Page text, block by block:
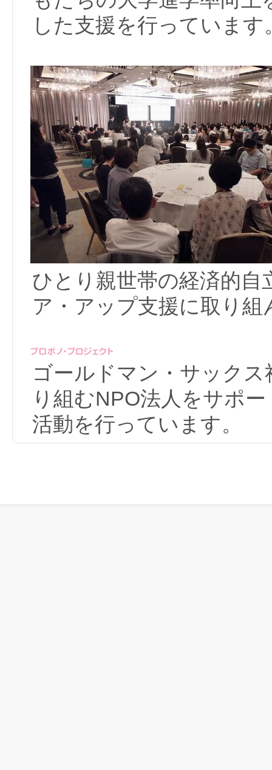
した支援を行っています
ひとり親世帯の経済的自
ア・アップ支援に取り組
ゴールドマン・サック
り組むNPO法人をサポ
活動を行っています。